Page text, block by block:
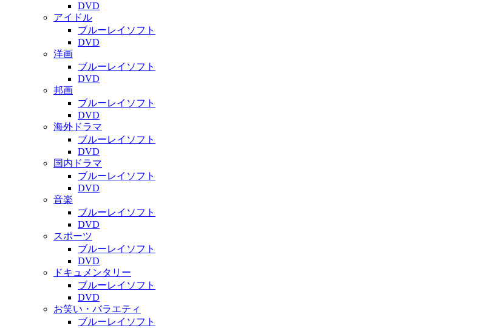
DVD
アイドル
ブルーレイソフト
DVD
洋画
ブルーレイソフト
DVD
邦画
ブルーレイソフト
DVD
海外ドラマ
ブルーレイソフト
DVD
国内ドラマ
ブルーレイソフト
DVD
音楽
ブルーレイソフト
DVD
スポーツ
ブルーレイソフト
DVD
ドキュメンタリー
ブルーレイソフト
DVD
お笑い・バラエティ
ブルーレイソフト